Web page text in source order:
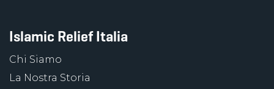
Islamic Relief Italia
Chi Siamo
La Nostra Storia